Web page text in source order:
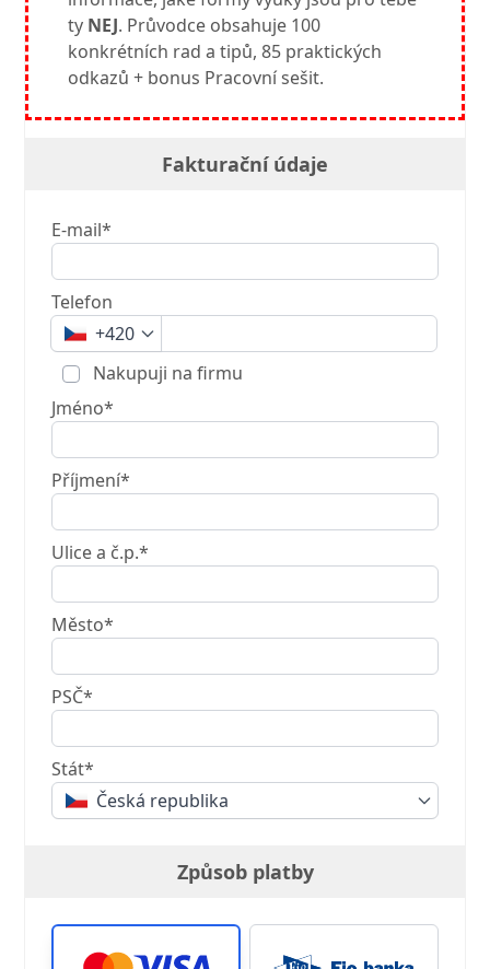
ty NEJ. Průvodce obsahuje 100
konkrétních rad a tipů, 85 praktických
odkazů + bonus Pracovní sešit.
Fakturační údaje
E-mail*
Telefon
+420
Nakupuji na firmu
Jméno*
Příjmení*
Ulice a č.p.*
Město*
PSČ*
Stát*
Česká republika
Způsob platby